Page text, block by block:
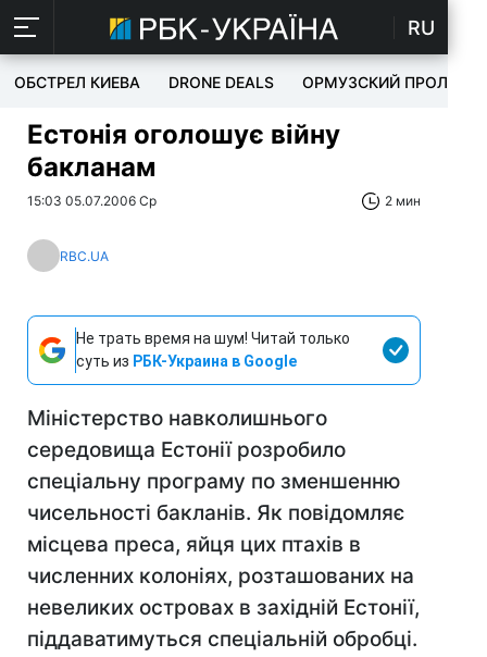
RU
ОБСТРЕЛ КИЕВА DRONE DEALS ОРМУЗСКИЙ ПРОЛИВ
Естонія оголошує війну
бакланам
15:03 05.07.2006 Ср 2 мин
RBC.UA
Не трать время на шум! Читай только
суть из РБК-Украина в Google
Міністерство навколишнього
середовища Естонії розробило
спеціальну програму по зменшенню
чисельності бакланів. Як повідомляє
місцева преса, яйця цих птахів в
численних колоніях, розташованих на
невеликих островах в західній Естонії,
піддаватимуться спеціальній обробці.